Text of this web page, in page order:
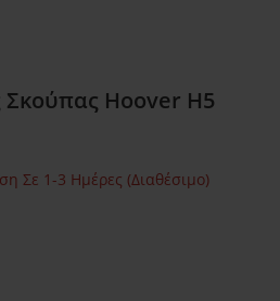
Hoover H5
Σε 1-3 Ημέρες (Διαθέσιμο)